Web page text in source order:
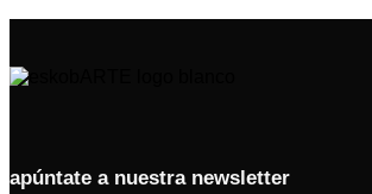
apúntate a nuestra newsletter